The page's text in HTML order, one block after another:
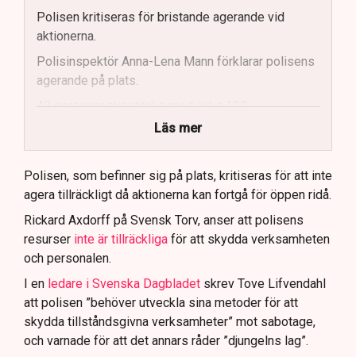
Polisen kritiseras för bristande agerande vid
aktionerna.
Polisinspektör Anna-Lena Mann förklarar polisens
agerande på plats.
40 personer misstänks med cirka 120
brottsmisstankar kopplade.
Polisen använder drönare och uniformerad polis
för att dokumentera bevis.
Samtidigt är polisarbetet komplext när det gäller
att navigera juridiska rättigheter och gränser.
Läs mer
Polisen, som befinner sig på plats, kritiseras för att inte
agera tillräckligt då aktionerna kan fortgå för öppen ridå.
Rickard Axdorff på Svensk Torv, anser att polisens
resurser inte är tillräckliga för att skydda verksamheten
och personalen.
I en ledare i Svenska Dagbladet skrev Tove Lifvendahl
att polisen ”behöver utveckla sina metoder för att
skydda tillståndsgivna verksamheter” mot sabotage,
och varnade för att det annars råder ”djungelns lag”.